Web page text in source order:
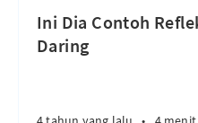
Ini Dia Contoh
Daring